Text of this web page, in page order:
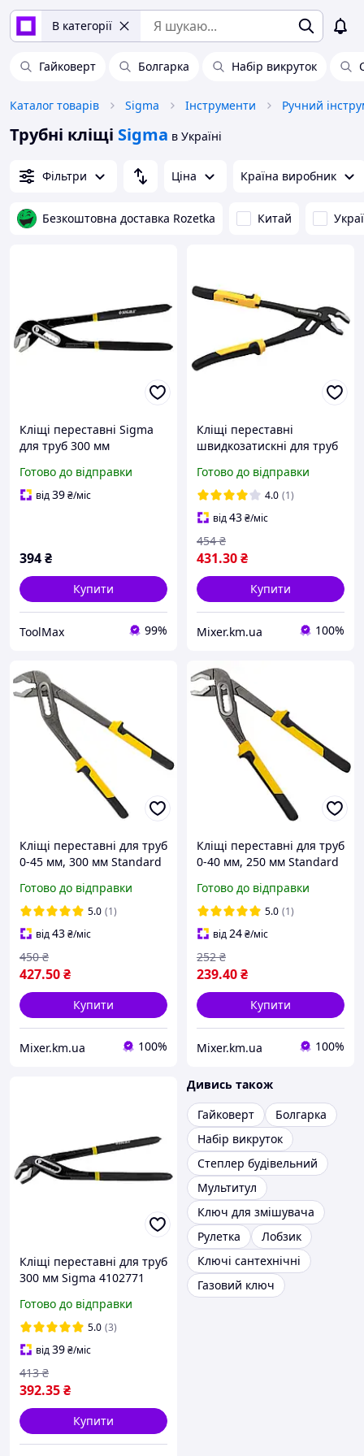
В категорії
Гайковерт Болгарка Набір викруток
Каталог товарів Sigma Інструменти Ручний
Трубні кліщі Sigma в Україні
Фільтри Ціна Країна виробник
Безкоштовна доставка Rozetka Китай
Кліщі переставні Sigma
для труб 300 мм
Готово до відправки
від39₴/міс
394₴
Купити
ToolMax 99%
Кліщі переставні
швидкозатискні для труб
SIGMA (4102681)
Готово до відправки
4.0 (1)
від43₴/міс
431.30₴
454 ₴
Купити
Mixer.km.ua 100%
Кліщі переставні для труб
0-45 мм, 300 мм Standard
Готово до відправки
5.0 (1)
від43₴/міс
427.50₴
450 ₴
Купити
Mixer.km.ua 100%
Кліщі переставні для труб
0-40 мм, 250 мм Standard
Готово до відправки
5.0 (1)
від24₴/міс
239.40₴
252 ₴
Купити
Mixer.km.ua 100%
Кліщі переставні для труб
300 мм Sigma 4102771
Готово до відправки
5.0 (3)
від39₴/міс
392.35₴
413 ₴
Купити
Дивись також
Гайковерт
Болгарка
Набір викруток
Степлер будівельний
Мультитул
Ключ для змішувача
Рулетка
Лобзик
Ключі сантехнічні
Газовий ключ